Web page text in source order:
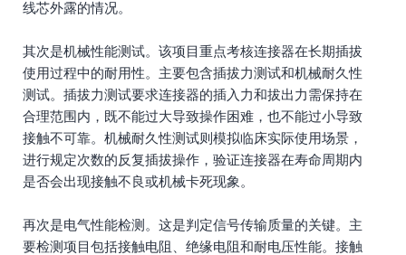
线芯外露的情况。
其次是机械性能测试。该项目重点考核连接器在长期插拔
使用过程中的耐用性。主要包含插拔力测试和机械耐久性
测试。插拔力测试要求连接器的插入力和拔出力需保持在
合理范围内，既不能过大导致操作困难，也不能过小导致
接触不可靠。机械耐久性测试则模拟临床实际使用场景，
进行规定次数的反复插拔操作，验证连接器在寿命周期内
是否会出现接触不良或机械卡死现象。
再次是电气性能检测。这是判定信号传输质量的关键。主
要检测项目包括接触电阻、绝缘电阻和耐电压性能。接触